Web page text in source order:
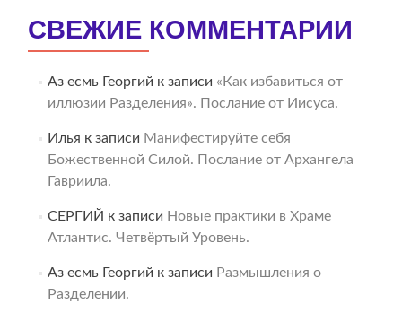
СВЕЖИЕ КОММЕНТАРИИ
Аз есмь Георгий к записи «Как избавиться от
иллюзии Разделения». Послание от Иисуса.
Илья к записи Манифестируйте себя
Божественной Силой. Послание от Архангела
Гавриила.
СЕРГИЙ к записи Новые практики в Храме
Атлантис. Четвёртый Уровень.
Аз есмь Георгий к записи Размышления о
Разделении.